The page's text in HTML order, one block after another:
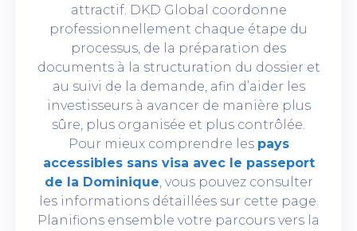
attractif. DKD Global coordonne
professionnellement chaque étape du
processus, de la préparation des
documents à la structuration du dossier et
au suivi de la demande, afin d’aider les
investisseurs à avancer de manière plus
sûre, plus organisée et plus contrôlée.
Pour mieux comprendre les pays
accessibles sans visa avec le passeport
de la Dominique, vous pouvez consulter
les informations détaillées sur cette page.
Planifions ensemble votre parcours vers la